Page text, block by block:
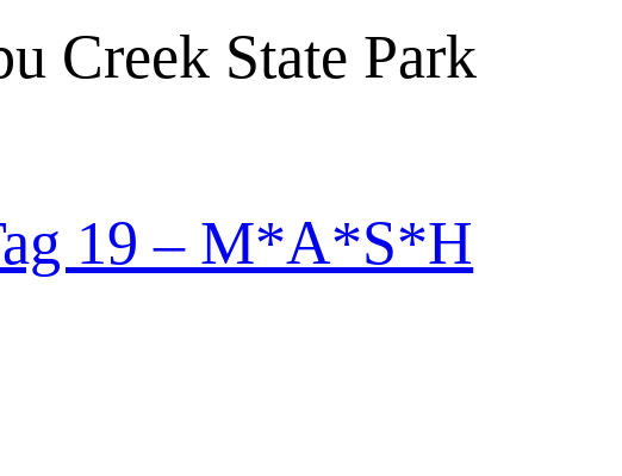
Creek State Park
19 – M*A*S*H